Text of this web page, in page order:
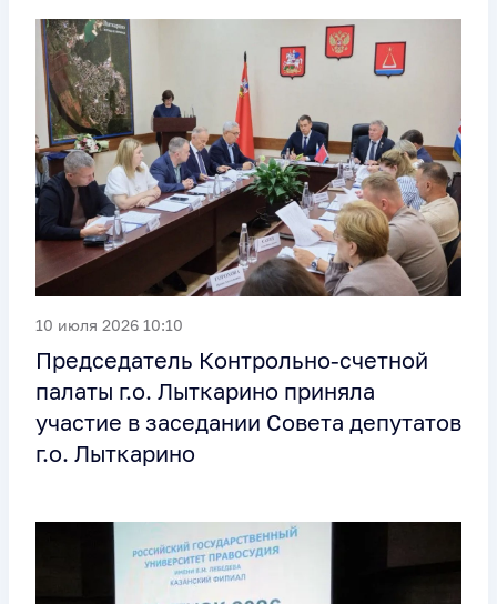
10 июля 2026 10:10
Председатель Контрольно-счетной
палаты г.о. Лыткарино приняла
участие в заседании Совета депутатов
г.о. Лыткарино